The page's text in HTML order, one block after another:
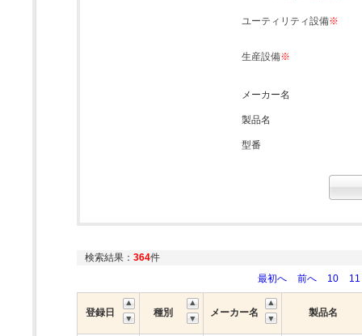
ユーティリティ設備※
生産設備※
メーカー名
製品名
型番
検索結果： 364件
最初へ
前へ 10 11
登録日 種別 メーカー名 製品名